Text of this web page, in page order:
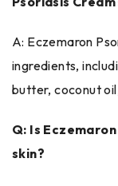
A: Eczemaron
ingredients,
butter, coconut
Q: Is
skin?